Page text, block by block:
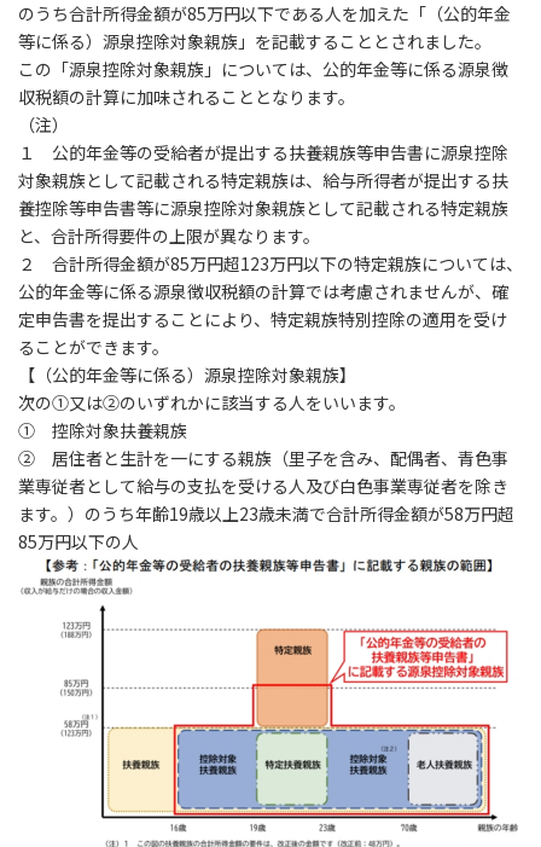
のうち合計所得金額が85万円以下である人を加えた「（公的年金
等に係る）源泉控除対象親族」を記載することとされました。
この「源泉控除対象親族」については、公的年金等に係る源泉徴
収税額の計算に加味されることとなります。
（注）
１ 公的年金等の受給者が提出する扶養親族等申告書に源泉控除
対象親族として記載される特定親族は、給与所得者が提出する扶
養控除等申告書等に源泉控除対象親族として記載される特定親族
と、合計所得要件の上限が異なります。
２ 合計所得金額が85万円超123万円以下の特定親族については、
公的年金等に係る源泉徴収税額の計算では考慮されませんが、確
定申告書を提出することにより、特定親族特別控除の適用を受け
ることができます。
【（公的年金等に係る）源泉控除対象親族】
次の①又は②のいずれかに該当する人をいいます。
① 控除対象扶養親族
② 居住者と生計を一にする親族（里子を含み、配偶者、青色事
業専従者として給与の支払を受ける人及び白色事業専従者を除き
ます。）のうち年齢19歳以上23歳未満で合計所得金額が58万円超
85万円以下の人